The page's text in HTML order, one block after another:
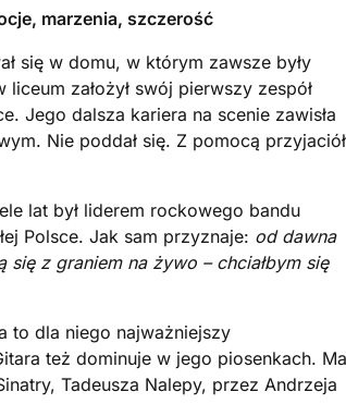
marzenia, szczerość
się w domu, w którym zawsze były
założył swój pierwszy zespół
Jego dalsza kariera na scenie zawisła
Nie poddał się. Z pomocą przyjaciół
lat był liderem rockowego bandu
Polsce. Jak sam przyznaje: od dawna
z graniem na żywo – chciałbym się
to dla niego najważniejszy
też dominuje w jego piosenkach. Ma
Tadeusza Nalepy, przez Andrzeja